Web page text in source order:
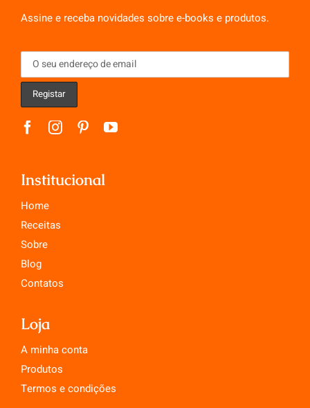
Assine e receba novidades sobre e-books e produtos.
Institucional
Home
Receitas
Sobre
Blog
Contatos
Loja
A minha conta
Produtos
Termos e condições